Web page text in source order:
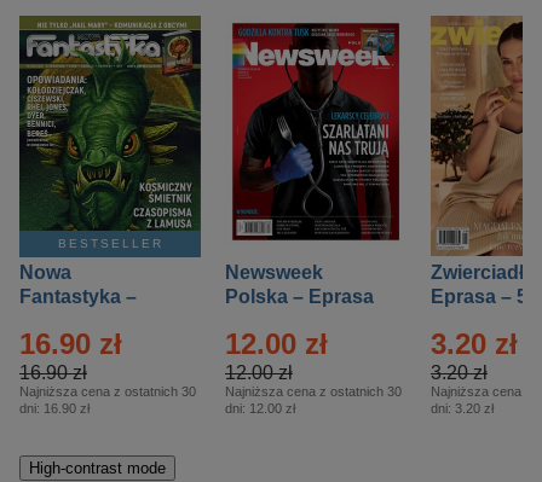
BESTSELLER
Nowa
Fantastyka –
16.90 zł
16.90 zł
Najniższa cena z ostatnich 30
dni: 16.90 zł
Newsweek
Polska – Eprasa
12.00 zł
12.00 zł
Najniższa cena z ostatnich 30
dni: 12.00 zł
Zwierciadło
Eprasa – 5/
3.20 zł
3.20 zł
Najniższa cena z
dni: 3.20 zł
High-contrast mode